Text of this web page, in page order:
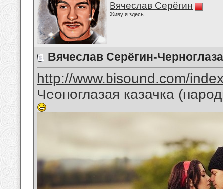
Вячеслав Серёгин
Живу я здесь
Вячеслав Серёгин-
http://www.bisound.com/
Чеоноглазая казачка